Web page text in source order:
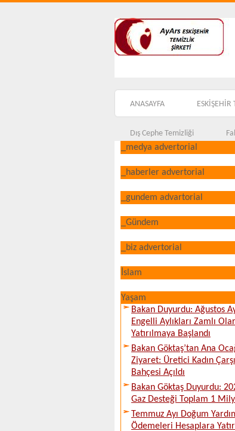
ANASAYFA ESKİŞEHİR
Dış Cephe Temizliği
_medya advertorial
_haberler advertorial
_gundem advartorial
_Gündem
_biz advertorial
İslam
Yaşam
Bakan Duyurdu: Ağustos
Engelli Aylıkları Zamlı
Yatırılmaya Başlandı
Bakan Göktaş’tan Ana
Ziyaret: Üretici Kadın
Bahçesi Açıldı
Bakan Göktaş Duyurdu:
Gaz Desteği Toplam 1
Temmuz Ayı Doğum
Ödemeleri Hesaplara